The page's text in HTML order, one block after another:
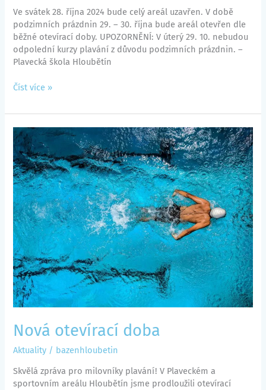
Ve svátek 28. října 2024 bude celý areál uzavřen. V době
podzimních prázdnin 29. – 30. října bude areál otevřen dle
běžné otevírací doby. UPOZORNĚNÍ: V úterý 29. 10. nebudou
odpolední kurzy plavání z důvodu podzimních prázdnin. –
Plavecká škola Hloubětín
Číst více »
Nová otevírací doba
Aktuality / bazenhloubetin
Skvělá zpráva pro milovníky plavání! V Plaveckém a
sportovním areálu Hloubětín jsme prodloužili otevírací
Nová
otevírací
doba